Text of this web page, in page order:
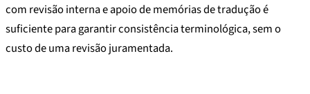
com revisão interna e apoio de memórias de tradução é
suficiente para garantir consistência terminológica, sem o
custo de uma revisão juramentada.